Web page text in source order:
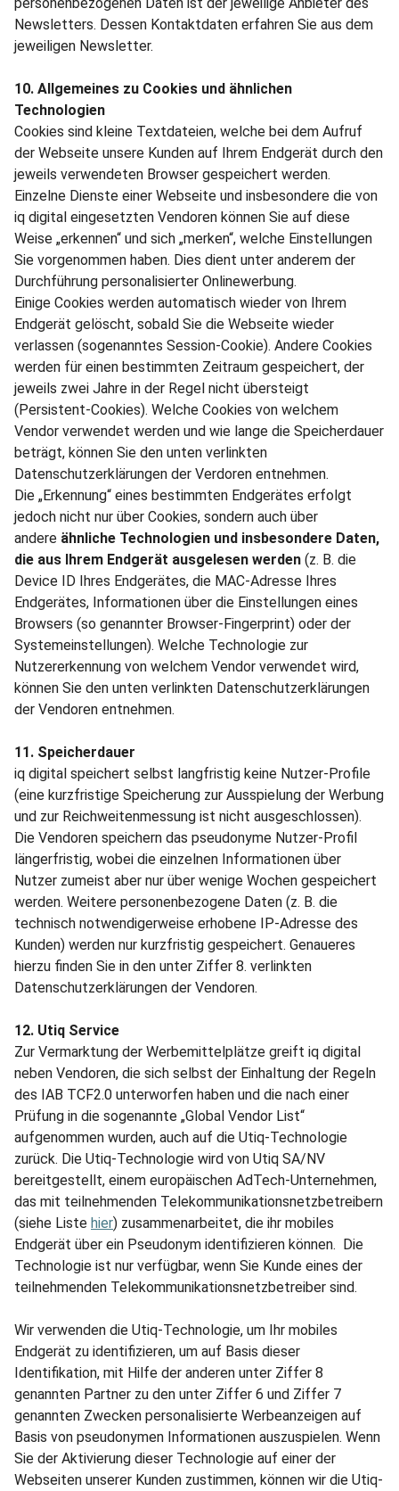
Newsletters. Dessen Kontaktdaten erfahren Sie aus dem
jeweiligen Newsletter.
10. Allgemeines zu Cookies und ähnlichen
Technologien
Cookies sind kleine Textdateien, welche bei dem Aufruf
der Webseite unsere Kunden auf Ihrem Endgerät durch den
jeweils verwendeten Browser gespeichert werden.
Einzelne Dienste einer Webseite und insbesondere die von
iq digital eingesetzten Vendoren können Sie auf diese
Weise „erkennen“ und sich „merken“, welche Einstellungen
Sie vorgenommen haben. Dies dient unter anderem der
Durchführung personalisierter Onlinewerbung.
Einige Cookies werden automatisch wieder von Ihrem
Endgerät gelöscht, sobald Sie die Webseite wieder
verlassen (sogenanntes Session-Cookie). Andere Cookies
werden für einen bestimmten Zeitraum gespeichert, der
jeweils zwei Jahre in der Regel nicht übersteigt
(Persistent-Cookies). Welche Cookies von welchem
Vendor verwendet werden und wie lange die Speicherdauer
beträgt, können Sie den unten verlinkten
Datenschutzerklärungen der Verdoren entnehmen.
Die „Erkennung“ eines bestimmten Endgerätes erfolgt
jedoch nicht nur über Cookies, sondern auch über
andere ähnliche Technologien und insbesondere Daten,
die aus Ihrem Endgerät ausgelesen werden (z. B. die
Device ID Ihres Endgerätes, die MAC-Adresse Ihres
Endgerätes, Informationen über die Einstellungen eines
Browsers (so genannter Browser-Fingerprint) oder der
Systemeinstellungen). Welche Technologie zur
Nutzererkennung von welchem Vendor verwendet wird,
können Sie den unten verlinkten Datenschutzerklärungen
der Vendoren entnehmen.
11. Speicherdauer
iq digital speichert selbst langfristig keine Nutzer-Profile
(eine kurzfristige Speicherung zur Ausspielung der Werbung
und zur Reichweitenmessung ist nicht ausgeschlossen).
Die Vendoren speichern das pseudonyme Nutzer-Profil
längerfristig, wobei die einzelnen Informationen über
Nutzer zumeist aber nur über wenige Wochen gespeichert
werden. Weitere personenbezogene Daten (z. B. die
technisch notwendigerweise erhobene IP-Adresse des
Kunden) werden nur kurzfristig gespeichert. Genaueres
hierzu finden Sie in den unter Ziffer 8. verlinkten
Datenschutzerklärungen der Vendoren.
12. Utiq Service
Zur Vermarktung der Werbemittelplätze greift iq digital
neben Vendoren, die sich selbst der Einhaltung der Regeln
des IAB TCF2.0 unterworfen haben und die nach einer
Prüfung in die sogenannte „Global Vendor List“
aufgenommen wurden, auch auf die Utiq-Technologie
zurück. Die Utiq-Technologie wird von Utiq SA/NV
bereitgestellt, einem europäischen AdTech-Unternehmen,
das mit teilnehmenden Telekommunikationsnetzbetreibern
(siehe Liste hier) zusammenarbeitet, die ihr mobiles
Endgerät über ein Pseudonym identifizieren können. Die
Technologie ist nur verfügbar, wenn Sie Kunde eines der
teilnehmenden Telekommunikationsnetzbetreiber sind.
Wir verwenden die Utiq-Technologie, um Ihr mobiles
Endgerät zu identifizieren, um auf Basis dieser
Identifikation, mit Hilfe der anderen unter Ziffer 8
genannten Partner zu den unter Ziffer 6 und Ziffer 7
genannten Zwecken personalisierte Werbeanzeigen auf
Basis von pseudonymen Informationen auszuspielen. Wenn
Sie der Aktivierung dieser Technologie auf einer der
Webseiten unserer Kunden zustimmen, können wir die Utiq-